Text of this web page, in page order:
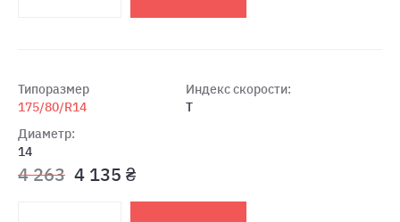
Типоразмер
175/80/R14
Диаметр:
14
Индекс скорости:
T
4 263 4 135 ₴